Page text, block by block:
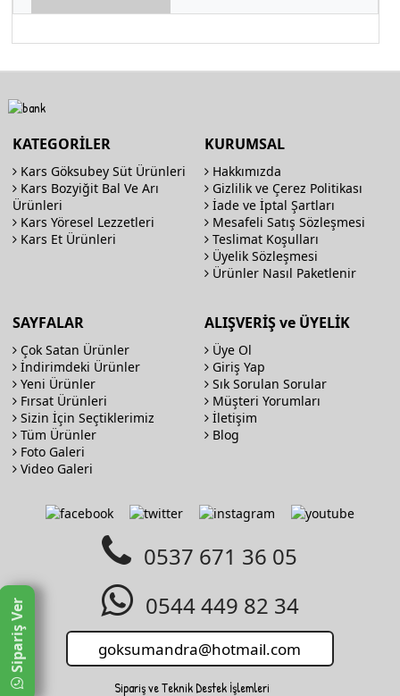
Sipariş Ver
KATEGORİLER
Kars Göksubey Süt Ürünleri
Kars Bozyiğit Bal Ve Arı
Ürünleri
Kars Yöresel Lezzetleri
Kars Et Ürünleri
KURUMSAL
Hakkımızda
Gizlilik ve Çerez Politikası
İade ve İptal Şartları
Mesafeli Satış Sözleşmesi
Teslimat Koşulları
Üyelik Sözleşmesi
Ürünler Nasıl Paketlenir
SAYFALAR
Çok Satan Ürünler
İndirimdeki Ürünler
Yeni Ürünler
Fırsat Ürünleri
Sizin İçin Seçtiklerimiz
Tüm Ürünler
Foto Galeri
Video Galeri
ALIŞVERİŞ ve ÜYELİK
Üye Ol
Giriş Yap
Sık Sorulan Sorular
Müşteri Yorumları
İletişim
Blog
0537 671 36 05
0544 449 82 34
Sipariş ve Teknik Destek İşlemleri